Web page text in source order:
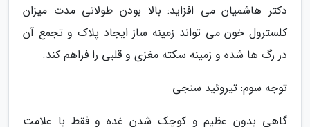
دکتر هاشمیان می افزاید: بالا بودن طولانی مدت میزان
کلسترول خون می تواند زمینه ساز ایجاد پلاک و تجمع آن
در رگ ها شده و زمینه سکته مغزی و قلبی را فراهم کند.
توجه سوم: تیروئید سنجی
گاهی بدون عظیم و کوچک شدن غده و فقط با علامت